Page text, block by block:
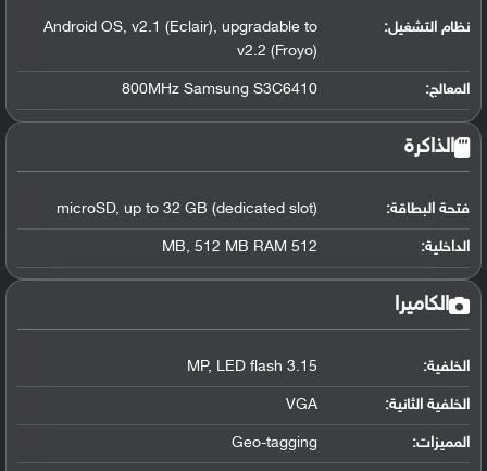
نظام التشغيل:
Android OS, v2.1 (Eclair), upgradable to
v2.2 (Froyo)
المعالج:
800MHz Samsung S3C6410
الذاكرة
فتحة البطاقة: microSD, up to 32 GB (dedicated slot)
الداخلية: 512 MB, 512 MB RAM
الكاميرا
الخلفية: 3.15 MP, LED flash
الخلفية الثانية: VGA
المميزات: Geo-tagging